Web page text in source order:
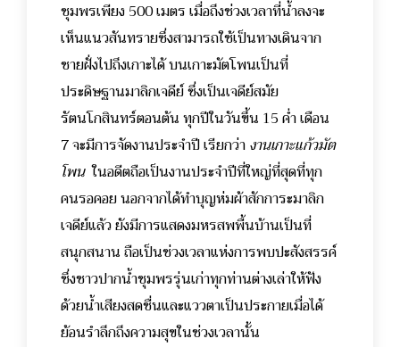
ชุมพรเพียง 500 เมตร เมื่อถึงช่วงเวลาที่น้ำลงจะ
เห็นแนวสันทรายซึ่งสามารถใช้เป็นทางเดินจาก
ชายฝั่งไปถึงเกาะได้ บนเกาะมัตโพนเป็นที่
ประดิษฐานมาลิกเจดีย์ ซึ่งเป็นเจดีย์สมัย
รัตนโกสินทร์ตอนต้น ทุกปีในวันขึ้น 15 ค่ำ เดือน
7 จะมีการจัดงานประจำปี เรียกว่างานเกาะแก้วมัต
โพนในอดีตถือเป็นงานประจำปีที่ใหญ่ที่สุดที่ทุก
คนรอคอย นอกจากได้ทำบุญห่มผ้าสักการะมาลิก
เจดีย์แล้ว ยังมีการแสดงมหรสพพื้นบ้านเป็นที่
สนุกสนาน ถือเป็นช่วงเวลาแห่งการพบปะสังสรรค์
ซึ่งชาวปากน้ำชุมพรรุ่นเก่าทุกท่านต่างเล่าให้ฟัง
ด้วยน้ำเสียงสดชื่นและแววตาเป็นประกายเมื่อได้
ย้อนรำลึกถึงความสุขในช่วงเวลานั้น